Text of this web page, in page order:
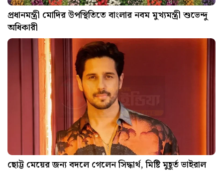
প্রধানমন্ত্রী মোদির উপস্থিতিতে বাংলার নবম মুখ্যমন্ত্রী শুভেন্দু
অধিকারী
ছোট্ট মেয়ের জন্য বদলে গেলেন সিদ্ধার্থ, মিষ্টি মুহূর্ত ভাইরাল